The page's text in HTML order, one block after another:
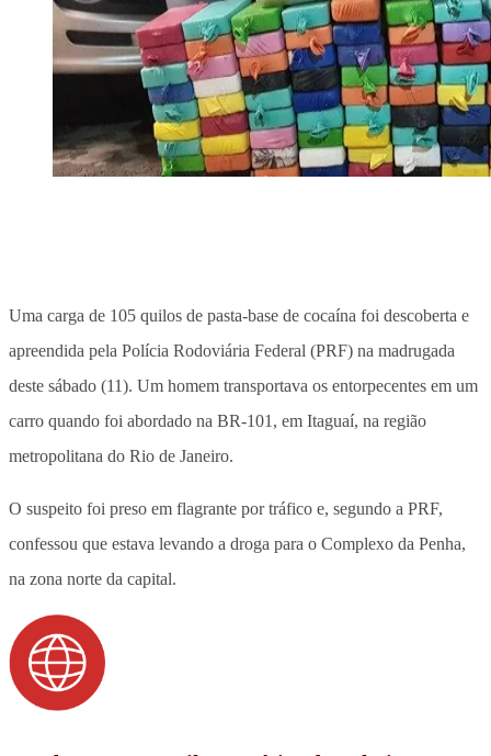
Uma carga de 105 quilos de pasta-base de cocaína foi descoberta e
apreendida pela Polícia Rodoviária Federal (PRF) na madrugada
deste sábado (11). Um homem transportava os entorpecentes em um
carro quando foi abordado na BR-101, em Itaguaí, na região
metropolitana do Rio de Janeiro.
O suspeito foi preso em flagrante por tráfico e, segundo a PRF,
confessou que estava levando a droga para o Complexo da Penha,
na zona norte da capital.